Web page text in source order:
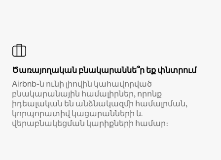
Ծառայողական բնակարաննե՞ր եք փնտրում
Airbnb-ն ունի լիովին կահավորված
բնակարանային համալիրներ, որոնք
իդեալական են անձնակազմի համալրման,
կորպորատիվ կացարանների և
վերաբնակեցման կարիքների համար։